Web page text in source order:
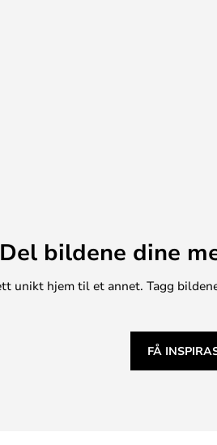
Del bildene dine
unikt hjem til et annet. Tagg
FÅ